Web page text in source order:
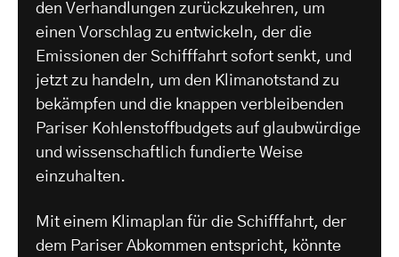
den Verhandlungen zurückzukehren, um
einen Vorschlag zu entwickeln, der die
Emissionen der Schifffahrt sofort senkt, und
jetzt zu handeln, um den Klimanotstand zu
bekämpfen und die knappen verbleibenden
Pariser Kohlenstoffbudgets auf glaubwürdige
und wissenschaftlich fundierte Weise
einzuhalten.
Mit einem Klimaplan für die Schifffahrt, der
dem Pariser Abkommen entspricht, könnte